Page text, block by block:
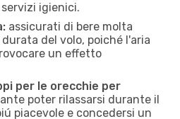
igienici.
assicurati di bere molta
del volo, poiché l'aria
un effetto
per le orecchie per
poter rilassarsi durante il
piacevole e concedersi un